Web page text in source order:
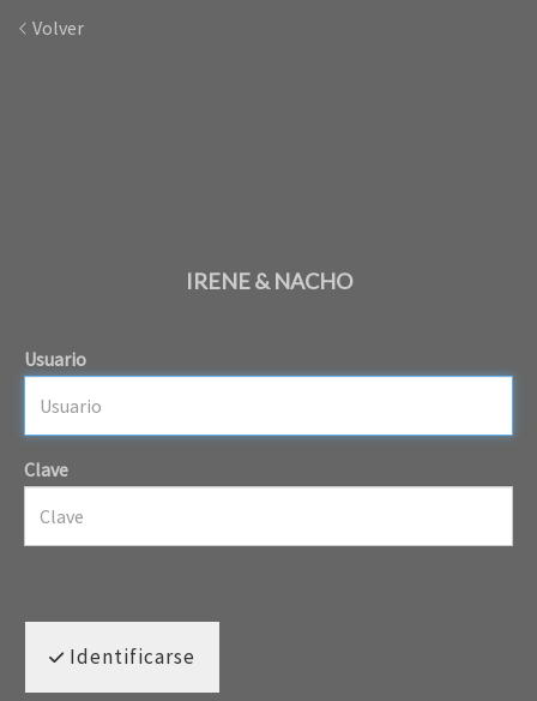
Volver
IRENE & NACHO
Usuario
Clave
Identificarse